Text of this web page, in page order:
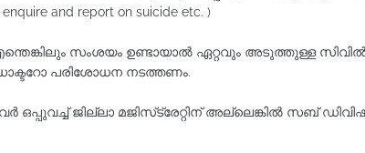
and report on suicide etc. )
സംശയം ഉണ്ടായാല്‍ ഏറ്റവും അടുത്തുള്ള
പരിശോധന നടത്തണം.
ഒപ്പുവച്ച് ജില്ലാ മജിസ്‌ട്രേറ്റിന് അല്ലെങ്കിൽ സബ്